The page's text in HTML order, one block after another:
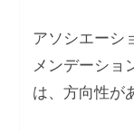
アソシエーシ
メンデーショ
は、方向性が